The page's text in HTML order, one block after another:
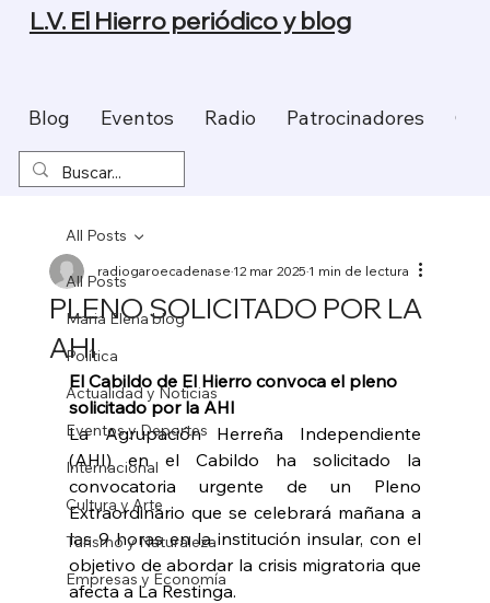
Blog Eventos Radio Patrocinadores
L.V. El Hierro periódico y blog
All Posts
Maria Elena blog
Política
Actualidad y Noticias
Eventos y Deportes
Internacional
Cultura y Arte
Turismo y Naturaleza
Empresas y Economía
All Posts
PLENO SOLICITADO POR LA
AHI
radiogaroecadenase12 mar 20251 min de lectura
El Cabildo de El Hierro convoca el pleno
solicitado por la AHI
La Agrupación Herreña Independiente
(AHI) en el Cabildo ha solicitado la
convocatoria urgente de un Pleno
Extraordinario que se celebrará mañana a
las 9 horas en la institución insular, con el
objetivo de abordar la crisis migratoria que
afecta a La Restinga.